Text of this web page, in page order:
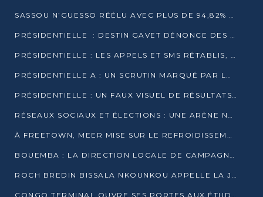
SASSOU N’GUESSO RÉÉLU AVEC PLUS DE 94,82% DES VOIX
PRÉSIDENTIELLE : DESTIN GAVET DÉNONCE DES IRRÉGULARITÉS ET REVENDIQUE LA VICTOIRE
PRÉSIDENTIELLE : LES APPELS ET SMS RÉTABLIS, INTERNET RESTE BLOQUÉ
PRÉSIDENTIELLE A : UN SCRUTIN MARQUÉ PAR LA COUPURE D’INTERNET ET UNE AFFLUENCE TIMIDE À BRAZZAVILLE
PRÉSIDENTIELLE : UN FAUX VISUEL DE RÉSULTATS CIRCULE
RÉSEAUX SOCIAUX ET ÉLECTIONS : UNE ARÈNE NUMÉRIQUE EN PLEINE MUTATION AU CONGO
À FREETOWN, MEER MISE SUR LE REFROIDISSEMENT PASSIF FACE À LA CHALEUR EXTRÊME
BOUEMBA : LA DIRECTION LOCALE DE CAMPAGNE DE DENIS SASSOU N’GUESSO MULTIPLIE LES ACTIVITÉS DE MOBILISATION
ROCH BREDIN BISSALA NKOUNKOU APPELLE LA JEUNESSE DE GOMA TSÉ-TSÉ À UN VOTE MASSIF POUR DENIS SASSOU NGUESSO
CONGO TERMINAL OUVRE SES PORTES AUX ÉTUDIANTS EN TRANSPORT ET LOGISTIQUE